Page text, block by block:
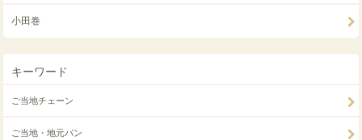
小田巻
キーワード
ご当地チェーン
ご当地・地元パン